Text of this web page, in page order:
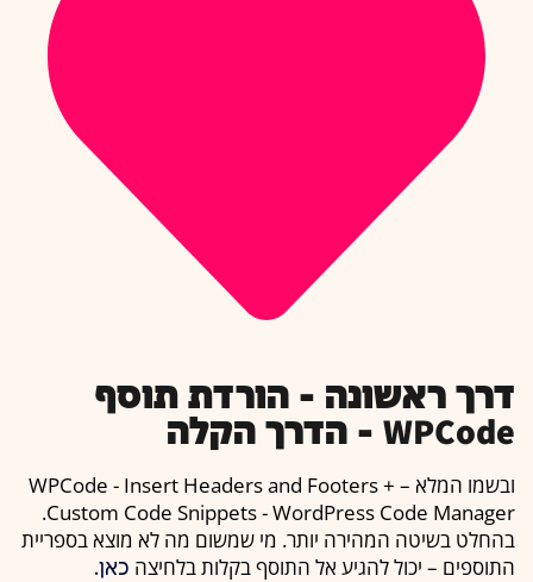
דרך ראשונה – הורדת תוסף
WPCode – הדרך הקלה
ובשמו המלא – WPCode - Insert Headers and Footers +
Custom Code Snippets - WordPress Code Manager.
בהחלט בשיטה המהירה יותר. מי שמשום מה לא מוצא בספריית
התוספים – יכול להגיע אל התוסף בקלות בלחיצה כאן.